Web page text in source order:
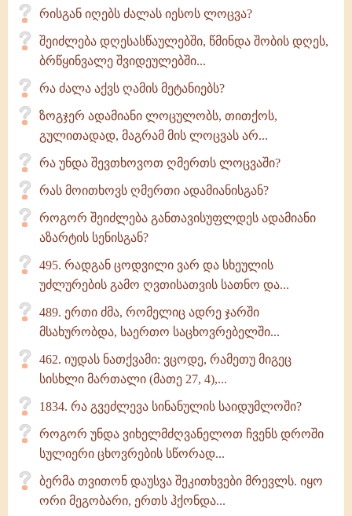
რისგან იღებს ძალას იესოს ლოცვა?
შეიძლება დღესასწაულებში, წმინდა შობის დღეს,
ბრწყინვალე შვიდეულებში...
რა ძალა აქვს ღამის მეტანიებს?
ზოგჯერ ადამიანი ლოცულობს, თითქოს,
გულითადად, მაგრამ მის ლოცვას არ...
რა უნდა შევთხოვოთ ღმერთს ლოცვაში?
რას მოითხოვს ღმერთი ადამიანისგან?
როგორ შეიძლება განთავისუფლდეს ადამიანი
აზარტის სენისგან?
495. რადგან ცოდვილი ვარ და სხეულის
უძლურების გამო ღვთისათვის სათნო და...
489. ერთი ძმა, რომელიც ადრე ჯარში
მსახურობდა, საერთო საცხოვრებელში...
462. იუდას ნათქვამი: ვცოდე, რამეთუ მიგეც
სისხლი მართალი (მათე 27, 4),...
1834. რა გვეძლევა სინანულის საიდუმლოში?
როგორ უნდა ვიხელმძღვანელოთ ჩვენს დროში
სულიერი ცხოვრების სწორად...
ბერმა თვითონ დაუსვა შეკითხვები მრევლს. იყო
ორი მეგობარი, ერთს ჰქონდა...